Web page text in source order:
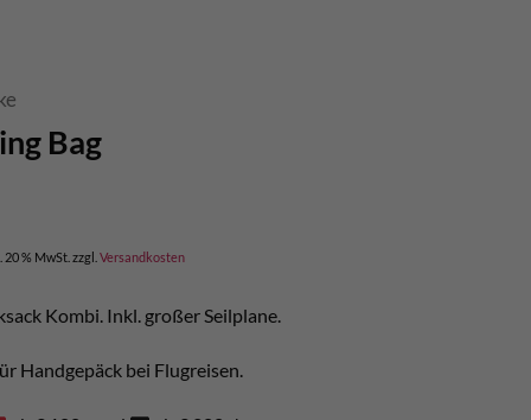
Bag
20 % MwSt. zzgl. Versandkosten
Kombi. Inkl. großer Seilplane.
Handgepäck bei Flugreisen.